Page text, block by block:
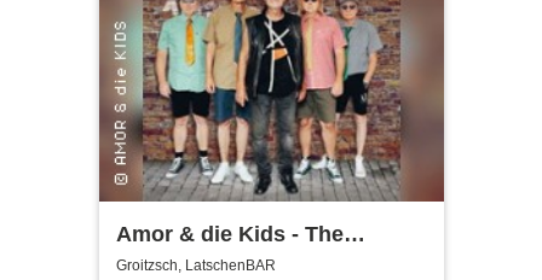
Amor & die Kids - The
Bockwurst returns !
Groitzsch, LatschenBAR